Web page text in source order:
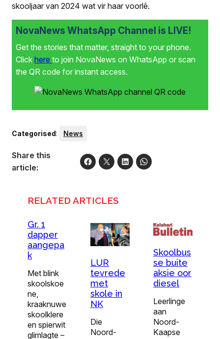
skooljaar van 2024 wat vir haar voorlê.
NovaNews WhatsApp Channel is LIVE!
Get the stories that matter, straight to your phone.
Click here to join NovaNews on WhatsApp or scan
the QR code for instant access.
Categorised: News
Share this
article:
RELATED ARTICLES
Gr. 1
dapper
aangepa
k
Met blink
skoolskoe
ne,
kraaknuwe
skoolklere
en spierwit
glimlagte –
LUR
tevrede
met
skole in
NK
Die
Noord-
Skoolbus
se buite
aksie oor
diesel
Leerlinge
aan
Noord-
Kaapse